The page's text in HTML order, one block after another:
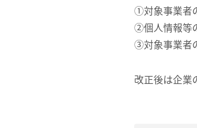
①対象事業者
②個人情報等
③対象事業者
改正後は企